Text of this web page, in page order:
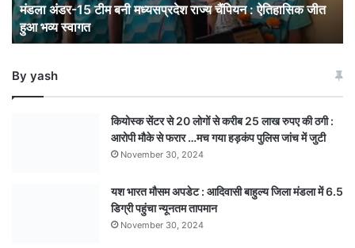
जीत
हुआ
भव्य
मंडला अंडर-15 टीम बनी मध्यसप्रदेश राज्य चैंपियन : ऐतिहासिक जीत
हुआ भव्य स्वागत
By yash
कियोस्क सेंटर से 20 लोगों से करीब 25 लाख रुपए की ठगी :
आरोपी मौके से फरार …मच गया हड़कंप पुलिस जांच में जुटी
November 30, 2024
यश भारत मौसम अपडेट : आदिवासी बाहुल्य जिला मंडला में 6.5
डिग्री पहुंचा न्यूनतम तापमान
November 30, 2024